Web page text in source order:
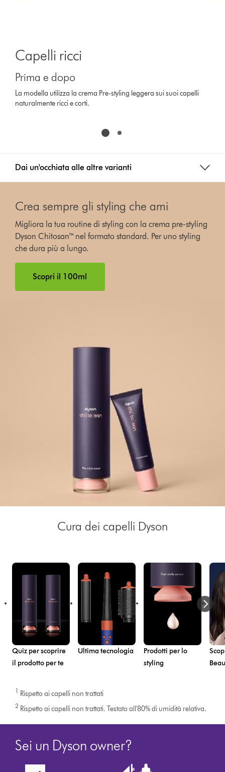
Capelli ricci
Prima e dopo
La modella utilizza la crema Pre-styling leggera sui suoi capelli
naturalmente ricci e corti.
Dai un'occhiata alle altre varianti
Crea sempre gli styling che ami
Migliora la tua routine di styling con la crema pre-styling
Dyson Chitosan™ nel formato standard. Per uno styling
che dura più a lungo.
Scopri il 100ml
Cura dei capelli Dyson
Quiz per scoprire
il prodotto per te
Ultima tecnologia
Prodotti per lo
styling
1 Rispetto ai capelli non trattati
2 Rispetto ai capelli non trattati. Testato all'80% di umidità relativa.
Sei un Dyson owner?